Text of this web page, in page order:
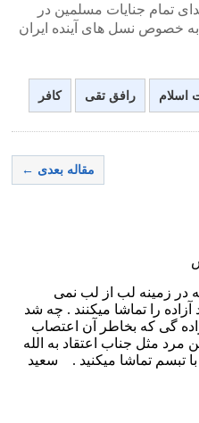
تمام جنایات مسلمین در
خصوص نسل های آینده ایران
اسلام رافق تقی کافر
مقاله بعدی ←